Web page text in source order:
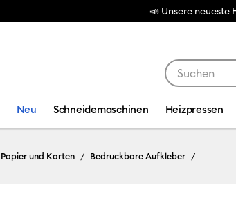
📣 Unsere neueste
Neu Schneidemaschinen Heizpressen
Papier und Karten Bedruckbare Aufkleber